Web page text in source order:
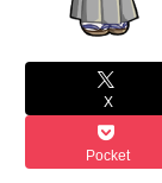
X
Pocket